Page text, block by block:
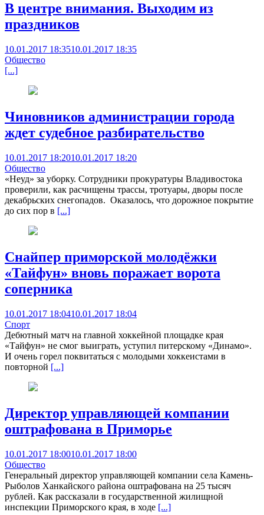
В центре внимания. Выходим из
праздников
10.01.2017 18:3510.01.2017 18:35
Общество
[...]
Чиновников администрации города
ждет судебное разбирательство
10.01.2017 18:2010.01.2017 18:20
Общество
«Неуд» за уборку. Сотрудники прокуратуры Владивостока
проверили, как расчищены трассы, тротуары, дворы после
декабрьских снегопадов. Оказалось, что дорожное покрытие
до сих пор в [...]
Снайпер приморской молодёжки
«Тайфун» вновь поражает ворота
соперника
10.01.2017 18:0410.01.2017 18:04
Спорт
Дебютный матч на главной хоккейной площадке края
«Тайфун» не смог выиграть, уступил питерскому «Динамо».
И очень горел поквитаться с молодыми хоккеистами в
повторной [...]
Директор управляющей компании
оштрафована в Приморье
10.01.2017 18:0010.01.2017 18:00
Общество
Генеральный директор управляющей компании села Камень-
Рыболов Ханкайского района оштрафована на 25 тысяч
рублей. Как рассказали в государственной жилищной
инспекции Приморского края, в ходе [...]